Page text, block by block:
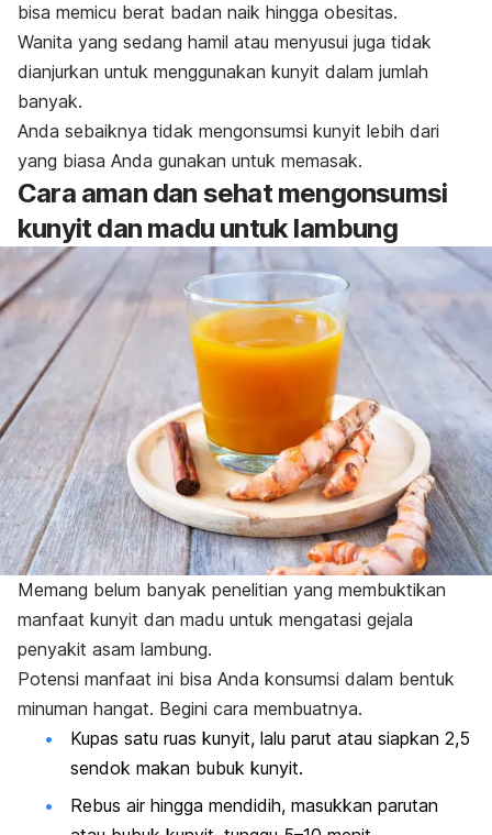
bisa memicu berat badan naik hingga obesitas.
Wanita yang sedang hamil atau menyusui juga tidak
dianjurkan untuk menggunakan kunyit dalam jumlah
banyak.
Anda sebaiknya tidak mengonsumsi kunyit lebih dari
yang biasa Anda gunakan untuk memasak.
Cara aman dan sehat mengonsumsi
kunyit dan madu untuk lambung
Memang belum banyak penelitian yang membuktikan
manfaat kunyit dan madu untuk mengatasi gejala
penyakit asam lambung.
Potensi manfaat ini bisa Anda konsumsi dalam bentuk
minuman hangat. Begini cara membuatnya.
Kupas satu ruas kunyit, lalu parut atau siapkan 2,5
sendok makan bubuk kunyit.
Rebus air hingga mendidih, masukkan parutan